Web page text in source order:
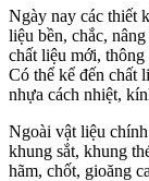
Ngày nay các thiết
liệu bền, chắc,
chất liệu mới,
Có thể kể đến chất
nhựa cách nhiệt,
Ngoài vật liệu
khung sắt, khung
hãm, chốt, gioăng